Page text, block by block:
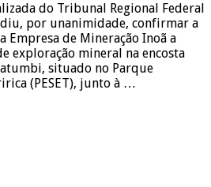
do Tribunal Regional Federal
por unanimidade, confirmar a
Empresa de Mineração Inoã a
exploração mineral na encosta
situado no Parque
(PESET), junto à …